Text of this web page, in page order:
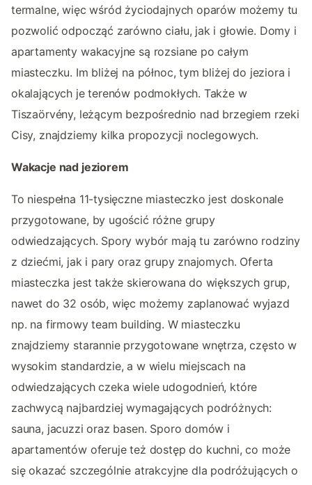
termalne, więc wśród życiodajnych oparów możemy tu
pozwolić odpocząć zarówno ciału, jak i głowie. Domy i
apartamenty wakacyjne są rozsiane po całym
miasteczku. Im bliżej na północ, tym bliżej do jeziora i
okalających je terenów podmokłych. Także w
Tiszaörvény, leżącym bezpośrednio nad brzegiem rzeki
Cisy, znajdziemy kilka propozycji noclegowych.
Wakacje nad jeziorem
To niespełna 11-tysięczne miasteczko jest doskonale
przygotowane, by ugościć różne grupy
odwiedzających. Spory wybór mają tu zarówno rodziny
z dziećmi, jak i pary oraz grupy znajomych. Oferta
miasteczka jest także skierowana do większych grup,
nawet do 32 osób, więc możemy zaplanować wyjazd
np. na firmowy team building. W miasteczku
znajdziemy starannie przygotowane wnętrza, często w
wysokim standardzie, a w wielu miejscach na
odwiedzających czeka wiele udogodnień, które
zachwycą najbardziej wymagających podróżnych:
sauna, jacuzzi oraz basen. Sporo domów i
apartamentów oferuje też dostęp do kuchni, co może
się okazać szczególnie atrakcyjne dla podróżujących o